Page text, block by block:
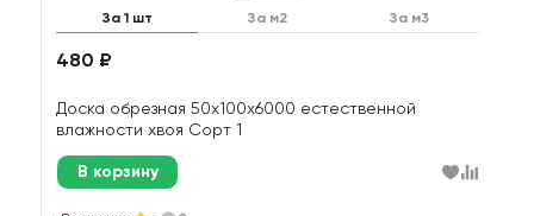
За 1 шт За м2 За м3
480 ₽
Доска обрезная 50х100х6000 естественной
влажности хвоя Сорт 1
В корзину